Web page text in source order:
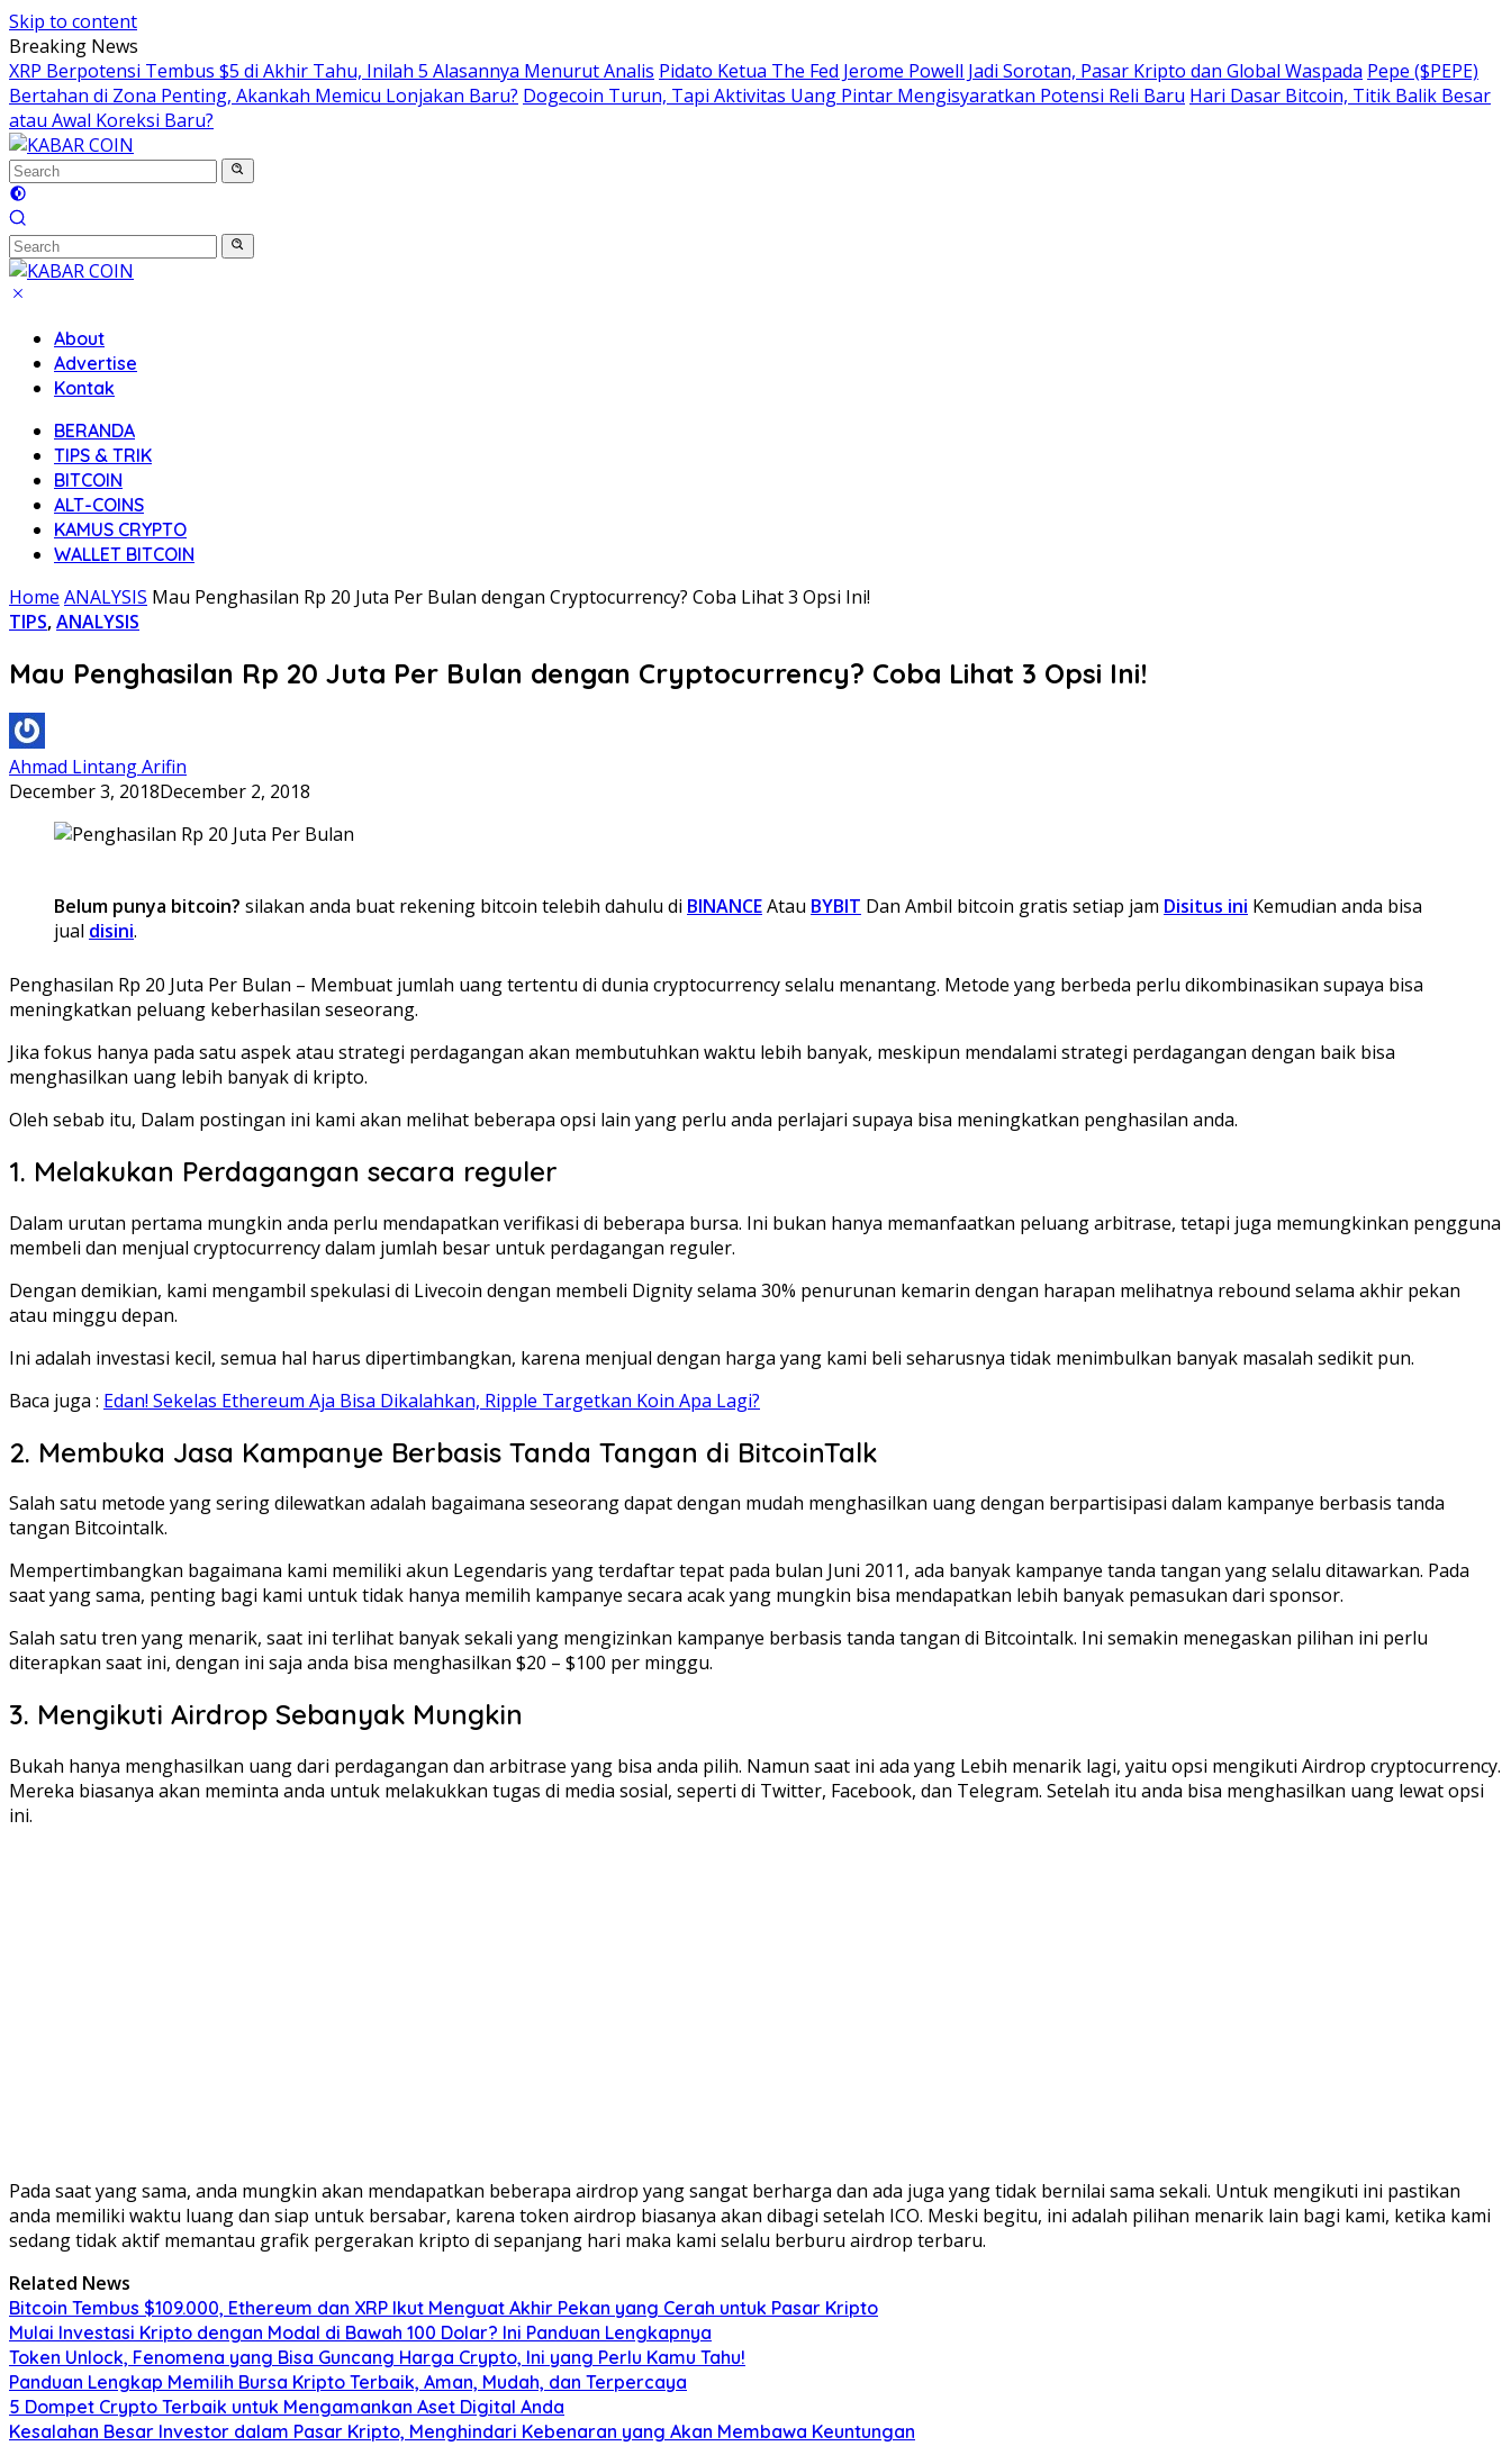
Skip to content
Breaking News
XRP Berpotensi Tembus $5 di Akhir Tahu, Inilah 5 Alasannya Menurut Analis Pidato Ketua The Fed Jerome Powell Jadi Sorotan, Pasar Kripto dan Global Waspada Pepe ($PEPE)
Bertahan di Zona Penting, Akankah Memicu Lonjakan Baru? Dogecoin Turun, Tapi Aktivitas Uang Pintar Mengisyaratkan Potensi Reli Baru Hari Dasar Bitcoin, Titik Balik Besar
atau Awal Koreksi Baru?
About
Advertise
Kontak
BERANDA
TIPS & TRIK
BITCOIN
ALT-COINS
KAMUS CRYPTO
WALLET BITCOIN
Home ANALYSIS Mau Penghasilan Rp 20 Juta Per Bulan dengan Cryptocurrency? Coba Lihat 3 Opsi Ini!
TIPS,ANALYSIS
Mau Penghasilan Rp 20 Juta Per Bulan dengan Cryptocurrency? Coba Lihat 3 Opsi Ini!
Ahmad Lintang Arifin
December 3, 2018December 2, 2018
Belum punya bitcoin? silakan anda buat rekening bitcoin telebih dahulu di BINANCEAtau BYBIT Dan Ambil bitcoin gratis setiap jam Disitus ini Kemudian anda bisa
jual disini.
Penghasilan Rp 20 Juta Per Bulan – Membuat jumlah uang tertentu di dunia cryptocurrency selalu menantang. Metode yang berbeda perlu dikombinasikan supaya bisa
meningkatkan peluang keberhasilan seseorang.
Jika fokus hanya pada satu aspek atau strategi perdagangan akan membutuhkan waktu lebih banyak, meskipun mendalami strategi perdagangan dengan baik bisa
menghasilkan uang lebih banyak di kripto.
Oleh sebab itu, Dalam postingan ini kami akan melihat beberapa opsi lain yang perlu anda perlajari supaya bisa meningkatkan penghasilan anda.
1. Melakukan Perdagangan secara reguler
Dalam urutan pertama mungkin anda perlu mendapatkan verifikasi di beberapa bursa. Ini bukan hanya memanfaatkan peluang arbitrase, tetapi juga memungkinkan pengguna
membeli dan menjual cryptocurrency dalam jumlah besar untuk perdagangan reguler.
Dengan demikian, kami mengambil spekulasi di Livecoin dengan membeli Dignity selama 30% penurunan kemarin dengan harapan melihatnya rebound selama akhir pekan
atau minggu depan.
Ini adalah investasi kecil, semua hal harus dipertimbangkan, karena menjual dengan harga yang kami beli seharusnya tidak menimbulkan banyak masalah sedikit pun.
Baca juga : Edan! Sekelas Ethereum Aja Bisa Dikalahkan, Ripple Targetkan Koin Apa Lagi?
2. Membuka Jasa Kampanye Berbasis Tanda Tangan di BitcoinTalk
Salah satu metode yang sering dilewatkan adalah bagaimana seseorang dapat dengan mudah menghasilkan uang dengan berpartisipasi dalam kampanye berbasis tanda
tangan Bitcointalk.
Mempertimbangkan bagaimana kami memiliki akun Legendaris yang terdaftar tepat pada bulan Juni 2011, ada banyak kampanye tanda tangan yang selalu ditawarkan. Pada
saat yang sama, penting bagi kami untuk tidak hanya memilih kampanye secara acak yang mungkin bisa mendapatkan lebih banyak pemasukan dari sponsor.
Salah satu tren yang menarik, saat ini terlihat banyak sekali yang mengizinkan kampanye berbasis tanda tangan di Bitcointalk. Ini semakin menegaskan pilihan ini perlu
diterapkan saat ini, dengan ini saja anda bisa menghasilkan $20 – $100 per minggu.
3. Mengikuti Airdrop Sebanyak Mungkin
Bukah hanya menghasilkan uang dari perdagangan dan arbitrase yang bisa anda pilih. Namun saat ini ada yang Lebih menarik lagi, yaitu opsi mengikuti Airdrop cryptocurrency.
Mereka biasanya akan meminta anda untuk melakukkan tugas di media sosial, seperti di Twitter, Facebook, dan Telegram. Setelah itu anda bisa menghasilkan uang lewat opsi
ini.
Pada saat yang sama, anda mungkin akan mendapatkan beberapa airdrop yang sangat berharga dan ada juga yang tidak bernilai sama sekali. Untuk mengikuti ini pastikan
anda memiliki waktu luang dan siap untuk bersabar, karena token airdrop biasanya akan dibagi setelah ICO. Meski begitu, ini adalah pilihan menarik lain bagi kami, ketika kami
sedang tidak aktif memantau grafik pergerakan kripto di sepanjang hari maka kami selalu berburu airdrop terbaru.
Related News
Bitcoin Tembus $109.000, Ethereum dan XRP Ikut Menguat Akhir Pekan yang Cerah untuk Pasar Kripto
Mulai Investasi Kripto dengan Modal di Bawah 100 Dolar? Ini Panduan Lengkapnya
Token Unlock, Fenomena yang Bisa Guncang Harga Crypto, Ini yang Perlu Kamu Tahu!
Panduan Lengkap Memilih Bursa Kripto Terbaik, Aman, Mudah, dan Terpercaya
5 Dompet Crypto Terbaik untuk Mengamankan Aset Digital Anda
Kesalahan Besar Investor dalam Pasar Kripto, Menghindari Kebenaran yang Akan Membawa Keuntungan